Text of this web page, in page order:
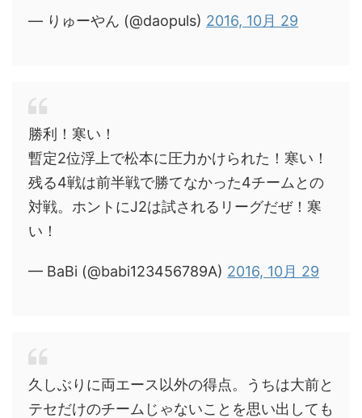
— りゅーやん (@daopuls) 2016, 10月 29
勝利！寒い！
暫定2位浮上で松本に圧力かけられた！寒い！
残る4戦は前半戦で勝てなかった4チームとの
対戦。ホントにJ2は試されるリーグだぜ！寒
い！
— BaBi (@babi123456789A) 2016, 10月 29
久しぶりに両エース以外の得点。うちは大前と
テセだけのチームじゃないことを思い出しても